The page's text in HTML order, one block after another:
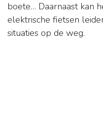
boete… Daarnaast kan
elektrische fietsen
situaties op de weg.